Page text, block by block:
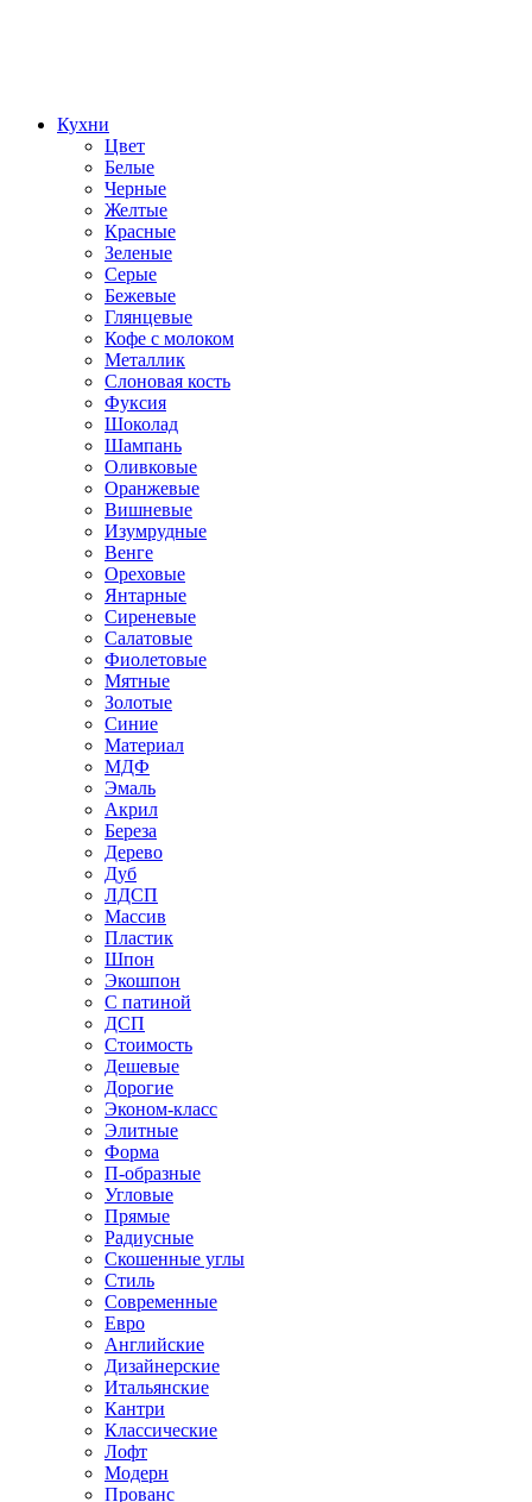
Кухни
Цвет
Белые
Черные
Желтые
Красные
Зеленые
Серые
Бежевые
Глянцевые
Кофе с молоком
Металлик
Слоновая кость
Фуксия
Шоколад
Шампань
Оливковые
Оранжевые
Вишневые
Изумрудные
Венге
Ореховые
Янтарные
Сиреневые
Салатовые
Фиолетовые
Мятные
Золотые
Синие
Материал
МДФ
Эмаль
Акрил
Береза
Дерево
Дуб
ЛДСП
Массив
Пластик
Шпон
Экошпон
С патиной
ДСП
Стоимость
Дешевые
Дорогие
Эконом-класс
Элитные
Форма
П-образные
Угловые
Прямые
Радиусные
Скошенные углы
Стиль
Современные
Евро
Английские
Дизайнерские
Итальянские
Кантри
Классические
Лофт
Модерн
Прованс